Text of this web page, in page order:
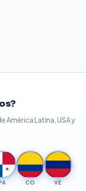
América Latina, USA y
★
CO VE